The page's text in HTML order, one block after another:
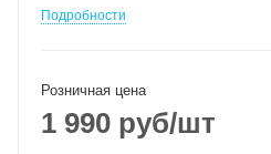
Подробности
Розничная цена
1 990 руб/шт